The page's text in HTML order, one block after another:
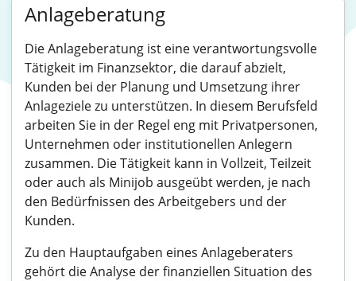
Anlageberatung
Die Anlageberatung ist eine verantwortungsvolle
Tätigkeit im Finanzsektor, die darauf abzielt,
Kunden bei der Planung und Umsetzung ihrer
Anlageziele zu unterstützen. In diesem Berufsfeld
arbeiten Sie in der Regel eng mit Privatpersonen,
Unternehmen oder institutionellen Anlegern
zusammen. Die Tätigkeit kann in Vollzeit, Teilzeit
oder auch als Minijob ausgeübt werden, je nach
den Bedürfnissen des Arbeitgebers und der
Kunden.
Zu den Hauptaufgaben eines Anlageberaters
gehört die Analyse der finanziellen Situation des